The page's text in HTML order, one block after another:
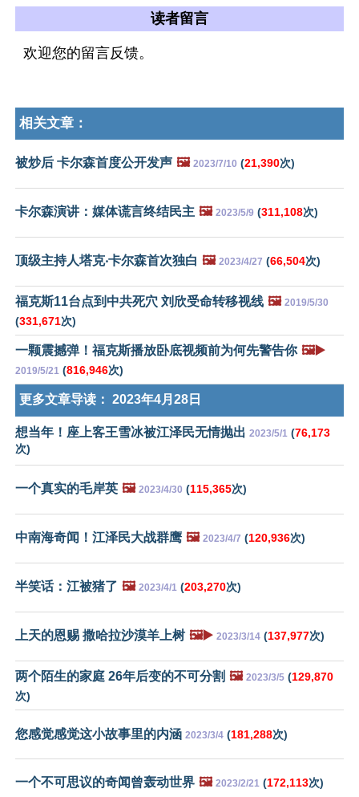
读者留言
欢迎您的留言反馈。
相关文章：
被炒后 卡尔森首度公开发声 🖼️ 2023/7/10 (21,390次)
卡尔森演讲：媒体谎言终结民主 🖼️ 2023/5/9 (311,108次)
顶级主持人塔克‧卡尔森首次独白 🖼️ 2023/4/27 (66,504次)
福克斯11台点到中共死穴 刘欣受命转移视线 🖼️ 2019/5/30
(331,671次)
一颗震撼弹！福克斯播放卧底视频前为何先警告你 🖼️▶️
2019/5/21 (816,946次)
更多文章导读： 2023年4月28日
想当年！座上客王雪冰被江泽民无情抛出 2023/5/1 (76,173
次)
一个真实的毛岸英 🖼️ 2023/4/30 (115,365次)
中南海奇闻！江泽民大战群鹰 🖼️ 2023/4/7 (120,936次)
半笑话：江被猪了 🖼️ 2023/4/1 (203,270次)
上天的恩赐 撒哈拉沙漠羊上树 🖼️▶️ 2023/3/14 (137,977次)
两个陌生的家庭 26年后变的不可分割 🖼️ 2023/3/5 (129,870
次)
您感觉感觉这小故事里的内涵 2023/3/4 (181,288次)
一个不可思议的奇闻曾轰动世界 🖼️ 2023/2/21 (172,113次)